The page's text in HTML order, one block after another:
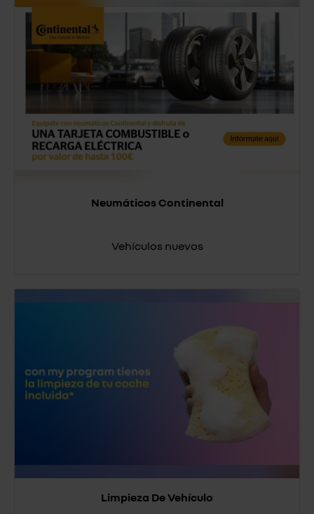
Neumáticos Continental
Vehículos nuevos
Limpieza De Vehículo